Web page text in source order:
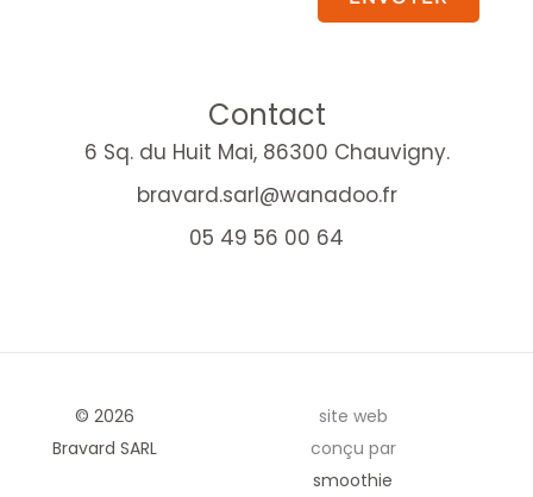
Contact
6 Sq. du Huit Mai, 86300 Chauvigny.
bravard.sarl@wanadoo.fr
05 49 56 00 64
© 2026
Bravard SARL
site web
conçu par
smoothie